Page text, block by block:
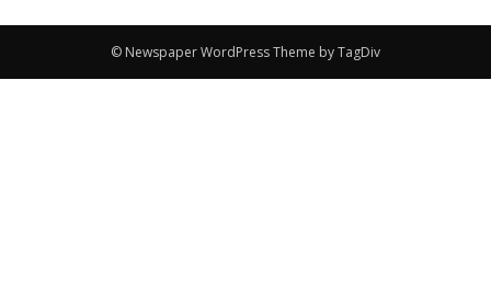
© Newspaper WordPress Theme by TagDiv